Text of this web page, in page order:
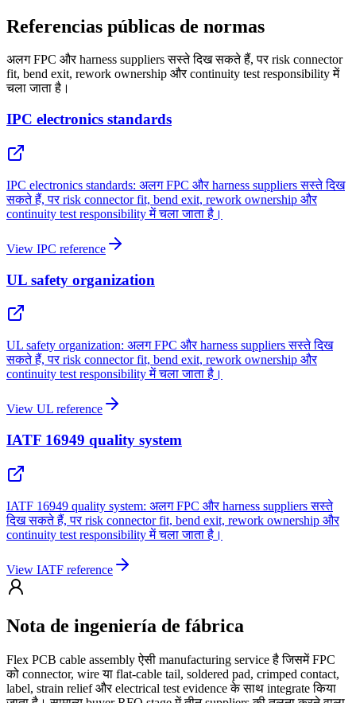
Referencias públicas de normas
अलग FPC और harness suppliers सस्ते दिख सकते हैं, पर risk connector
fit, bend exit, rework ownership और continuity test responsibility में
चला जाता है।
IPC electronics standards
IPC electronics standards: अलग FPC और harness suppliers सस्ते दिख
सकते हैं, पर risk connector fit, bend exit, rework ownership और
continuity test responsibility में चला जाता है।
View IPC reference
UL safety organization
UL safety organization: अलग FPC और harness suppliers सस्ते दिख
सकते हैं, पर risk connector fit, bend exit, rework ownership और
continuity test responsibility में चला जाता है।
View UL reference
IATF 16949 quality system
IATF 16949 quality system: अलग FPC और harness suppliers सस्ते
दिख सकते हैं, पर risk connector fit, bend exit, rework ownership और
continuity test responsibility में चला जाता है।
View IATF reference
Nota de ingeniería de fábrica
Flex PCB cable assembly ऐसी manufacturing service है जिसमें FPC
को connector, wire या flat-cable tail, soldered pad, crimped contact,
label, strain relief और electrical test evidence के साथ integrate किया